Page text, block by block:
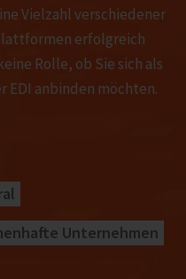
Vielzahl verschiedener
erfolgreich
Rolle, ob Sie sich als
EDI anbinden möchten.
Unternehmen